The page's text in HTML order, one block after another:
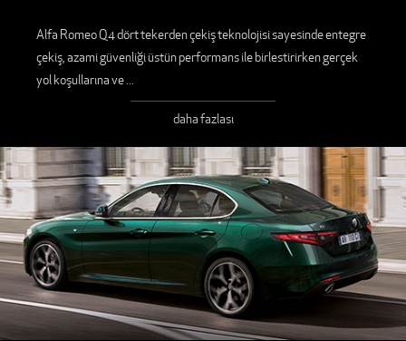
Alfa Romeo Q4 dört tekerden çekiş teknolojisi sayesinde entegre
çekiş, azami güvenliği üstün performans ile birlestirirken gerçek
yol koşullarına ve...
daha fazlası